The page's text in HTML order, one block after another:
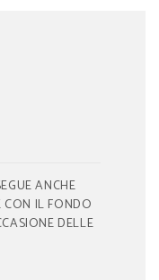
ANCHE
IL FONDO
DELLE